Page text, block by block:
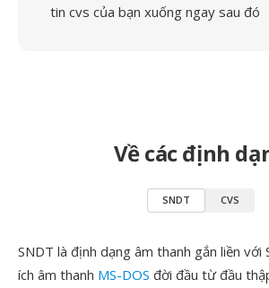
tin cvs của bạn xuống ngay sau đó
Về các định
SNDT CVS
SNDT là định dạng âm thanh gắn liền
ích âm thanh MS-DOS đời đầu từ đầu